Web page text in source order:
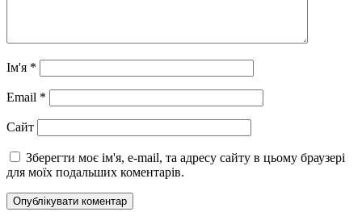
Ім'я *
Email *
Сайт
Зберегти моє ім'я, e-mail, та адресу сайту в цьому браузері
для моїх подальших коментарів.